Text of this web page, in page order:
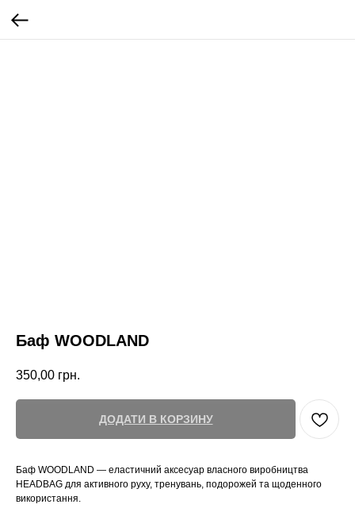
Баф WOODLAND
350,00 грн.
ДОДАТИ В КОРЗИНУ
Баф WOODLAND — еластичний аксесуар власного виробництва
HEADBAG для активного руху, тренувань, подорожей та щоденного
використання.